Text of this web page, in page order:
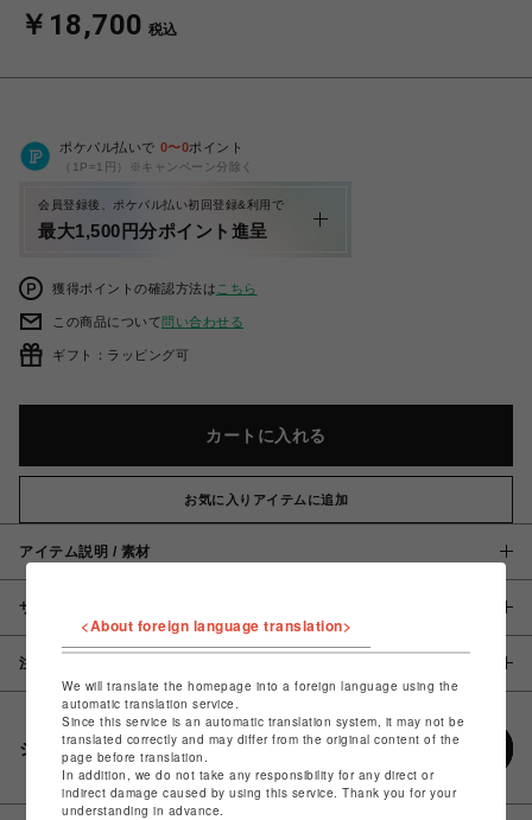
￥18,700 税込
ポケパル払いで 0〜0ポイント
（1P=1円）※キャンペーン分除く
会員登録後、ポケパル払い初回登録&利用で
最大1,500円分ポイント進呈
獲得ポイントの確認方法は こちら
この商品について問い合わせる
ギフト：ラッピング可
カートに入れる
お気に入りアイテムに追加
アイテム説明 / 素材
サイズ
注意事項
シェアする
<About foreign language translation>
We will translate the homepage into a foreign language using the
automatic translation service.
Since this service is an automatic translation system, it may not be
translated correctly and may differ from the original content of the
page before translation.
In addition, we do not take any responsibility for any direct or
indirect damage caused by using this service. Thank you for your
understanding in advance.